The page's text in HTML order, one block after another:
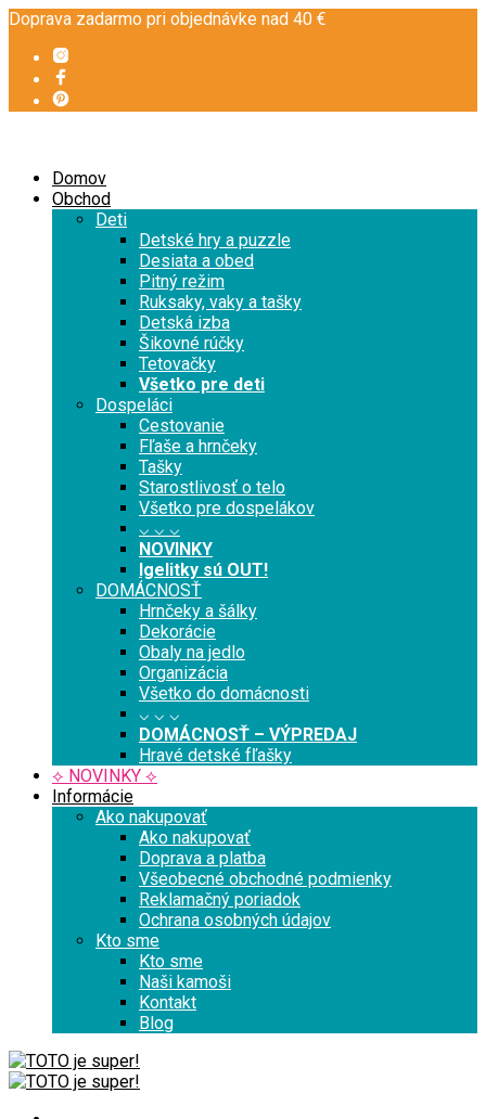
Doprava zadarmo pri objednávke nad 40 €
Domov
Obchod
Deti
Detské hry a puzzle
Desiata a obed
Pitný režim
Ruksaky, vaky a tašky
Detská izba
Šikovné rúčky
Tetovačky
Všetko pre deti
Dospeláci
Cestovanie
Fľaše a hrnčeky
Tašky
Starostlivosť o telo
Všetko pre dospelákov
⌵ ⌵ ⌵
NOVINKY
Igelitky sú OUT!
DOMÁCNOSŤ
Hrnčeky a šálky
Dekorácie
Obaly na jedlo
Organizácia
Všetko do domácnosti
⌵ ⌵ ⌵
DOMÁCNOSŤ – VÝPREDAJ
Hravé detské fľašky
⟡ NOVINKY ⟡
Informácie
Ako nakupovať
Ako nakupovať
Doprava a platba
Všeobecné obchodné podmienky
Reklamačný poriadok
Ochrana osobných údajov
Kto sme
Kto sme
Naši kamoši
Kontakt
Blog